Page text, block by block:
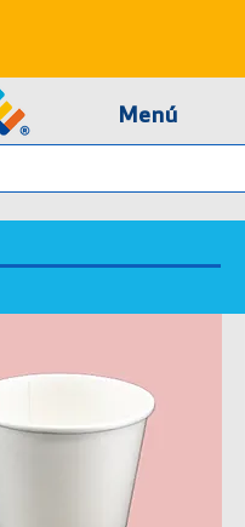
Menú